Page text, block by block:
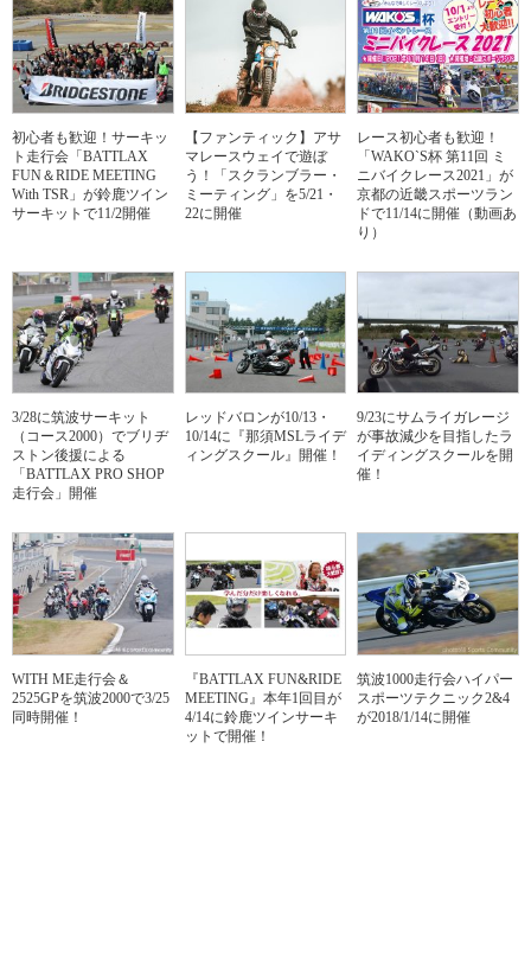
初心者も歓迎！サーキッ
ト走行会「BATTLAX
FUN＆RIDE MEETING
With TSR」が鈴鹿ツイン
サーキットで11/2開催
【ファンティック】アサ
マレースウェイで遊ぼ
う！「スクランブラー・
ミーティング」を5/21・
22に開催
レース初心者も歓迎！
「WAKO`S杯 第11回 ミ
ニバイクレース2021」が
京都の近畿スポーツラン
ドで11/14に開催（動画あ
り）
3/28に筑波サーキット
（コース2000）でブリヂ
ストン後援による
「BATTLAX PRO SHOP
走行会」開催
レッドバロンが10/13・
10/14に『那須MSLライデ
ィングスクール』開催！
9/23にサムライガレージ
が事故減少を目指したラ
イディングスクールを開
催！
WITH ME走行会＆
2525GPを筑波2000で3/25
同時開催！
『BATTLAX FUN&RIDE
MEETING』本年1回目が
4/14に鈴鹿ツインサーキ
ットで開催！
筑波1000走行会ハイパー
スポーツテクニック2&4
が2018/1/14に開催